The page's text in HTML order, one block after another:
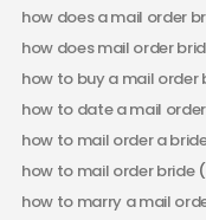
how does a mail order
how does mail order
how to buy a mail order
how to date a mail
how to mail order a
how to mail order bride
how to marry a mail